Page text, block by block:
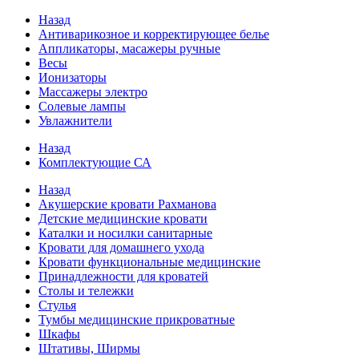
Назад
Антиварикозное и корректирующее белье
Аппликаторы, масажеры ручные
Весы
Ионизаторы
Массажеры электро
Солевые лампы
Увлажнители
Назад
Комплектующие СА
Назад
Акушерские кровати Рахманова
Детские медицинские кровати
Каталки и носилки санитарные
Кровати для домашнего ухода
Кровати функциональные медицинские
Принадлежности для кроватей
Столы и тележки
Стулья
Тумбы медицинские прикроватные
Шкафы
Штативы, Ширмы